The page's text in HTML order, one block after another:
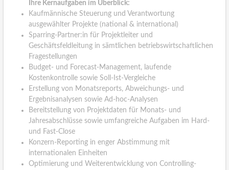
Ihre Kernaufgaben im Überblick:
Kaufmännische Steuerung und Verantwortung
ausgewählter Projekte (national & international)
Sparring-Partner:in für Projektleiter und
Geschäftsfeldleitung in sämtlichen betriebswirtschaftlichen
Fragestellungen
Budget- und Forecast-Management, laufende
Kostenkontrolle sowie Soll-Ist-Vergleiche
Erstellung von Monatsreports, Abweichungs- und
Ergebnisanalysen sowie Ad-hoc-Analysen
Bereitstellung von Projektdaten für Monats- und
Jahresabschlüsse sowie umfangreiche Aufgaben im Hard-
und Fast-Close
Konzern-Reporting in enger Abstimmung mit
internationalen Einheiten
Optimierung und Weiterentwicklung von Controlling-